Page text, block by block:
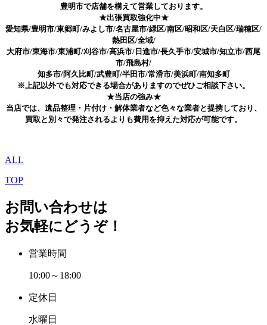
豊明市で店舗を構えて営業しております。
★出張買取強化中★
愛知県/豊明市/東郷町/みよし市/名古屋市/緑区/南区/昭和区/天白区/瑞穂区/
熱田区/全域/
大府市/東海市/東浦町/刈谷市/高浜市/日進市/長久手市/安城市/知立市/西尾
市/飛島村/
知多市/阿久比町/武豊町/半田市/常滑市/美浜町/南知多町
※上記以外でも対応できる場合がありますのでぜひご相談下さい。
★当店の強み★
当店では、遺品整理・片付け・解体業者など色々な業者と提携しており、
買取と別々で発注されるよりも費用を抑えた対応が可能です。
ALL
TOP
お問い合わせは
お気軽にどうぞ！
営業時間
10:00～18:00
定休日
水曜日